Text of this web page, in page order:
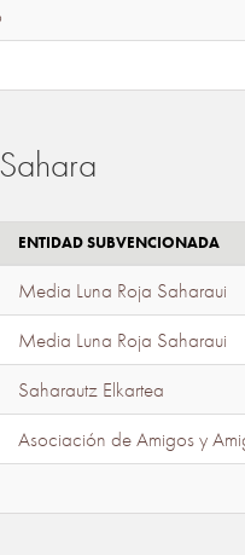
ENTIDAD SUBVENCIONADA
Media Luna Roja Saharaui
Media Luna Roja Saharaui
Saharautz Elkartea
Asociación de Amigos y